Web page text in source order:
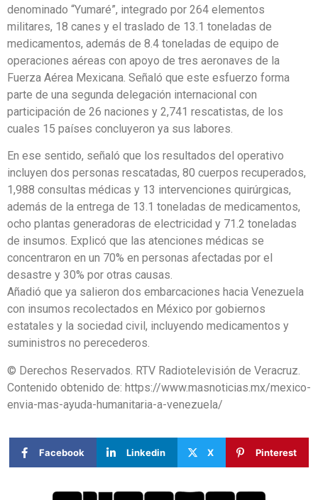
denominado “Yumaré”, integrado por 264 elementos
militares, 18 canes y el traslado de 13.1 toneladas de
medicamentos, además de 8.4 toneladas de equipo de
operaciones aéreas con apoyo de tres aeronaves de la
Fuerza Aérea Mexicana. Señaló que este esfuerzo forma
parte de una segunda delegación internacional con
participación de 26 naciones y 2,741 rescatistas, de los
cuales 15 países concluyeron ya sus labores.
En ese sentido, señaló que los resultados del operativo
incluyen dos personas rescatadas, 80 cuerpos recuperados,
1,988 consultas médicas y 13 intervenciones quirúrgicas,
además de la entrega de 13.1 toneladas de medicamentos,
ocho plantas generadoras de electricidad y 71.2 toneladas
de insumos. Explicó que las atenciones médicas se
concentraron en un 70% en personas afectadas por el
desastre y 30% por otras causas.
Añadió que ya salieron dos embarcaciones hacia Venezuela
con insumos recolectados en México por gobiernos
estatales y la sociedad civil, incluyendo medicamentos y
suministros no perecederos.
© Derechos Reservados. RTV Radiotelevisión de Veracruz.
Contenido obtenido de: https://www.masnoticias.mx/mexico-
envia-mas-ayuda-humanitaria-a-venezuela/
Facebook Linkedin X Pinterest